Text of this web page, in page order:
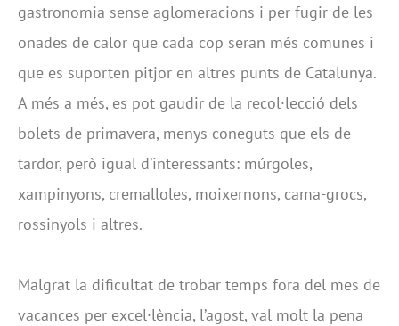
gastronomia sense aglomeracions i per fugir de les
onades de calor que cada cop seran més comunes i
que es suporten pitjor en altres punts de Catalunya.
A més a més, es pot gaudir de la recol·lecció dels
bolets de primavera, menys coneguts que els de
tardor, però igual d’interessants: múrgoles,
xampinyons, cremalloles, moixernons, cama-grocs,
rossinyols i altres.
Malgrat la dificultat de trobar temps fora del mes de
vacances per excel·lència, l’agost, val molt la pena